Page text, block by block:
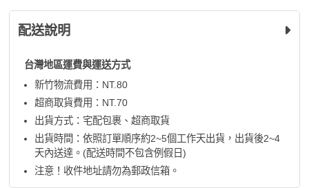
配送說明
台灣地區運費與運送方式
新竹物流費用：NT.80
超商取貨費用：NT.70
出貨方式：宅配包裹、超商取貨
出貨時間：依照訂單順序約2~5個工作天出貨，出貨後2~4
天內送達。(配送時間不包含例假日)
注意！收件地址請勿為郵政信箱。